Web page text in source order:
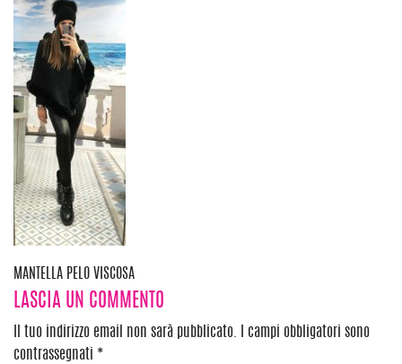
Navigazione
articoli
MANTELLA PELO VISCOSA
LASCIA UN COMMENTO
Il tuo indirizzo email non sarà pubblicato.
I campi obbligatori sono
contrassegnati *